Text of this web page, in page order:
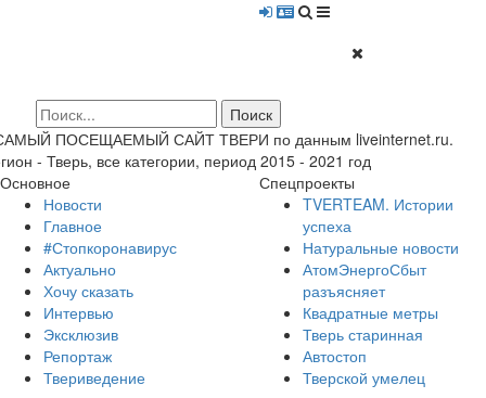
ПОСЕЩАЕМЫЙ САЙТ ТВЕРИ по данным liveinternet.ru.
- Тверь, все категории, период 2015 - 2021 год
Основное
Новости
Главное
#Стопкоронавирус
Актуально
Хочу сказать
Интервью
Эксклюзив
Репортаж
Твериведение
Спецпроекты
TVERTEAM. Истории
успеха
Натуральные новости
АтомЭнергоСбыт
разъясняет
Квадратные метры
Тверь старинная
Автостоп
Тверской умелец